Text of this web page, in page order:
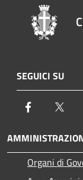
SEGUICI SU
Facebook
Organi di